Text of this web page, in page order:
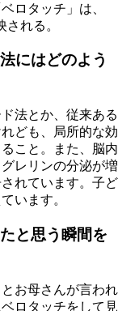
ロタッチ」は、
れる。
にはどのよう
法とか、従来ある
ども、局所的な効
こと。また、脳内
レリンの分泌が増
れています。子ど
います。
と思う瞬間を
お母さんが言われ
ロタッチをして見